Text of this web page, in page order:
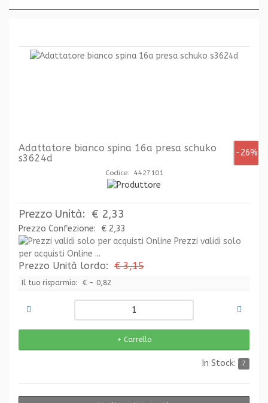
-26%
Adattatore bianco spina 16a presa schuko
s3624d
Codice: 4427101
Prezzo Unità: € 2,33
Prezzo Confezione:
€ 2,33
Prezzi validi solo
per acquisti Online ...
Prezzo Unità lordo: € 3,15
Il tuo risparmio: € - 0,82
In Stock: 2